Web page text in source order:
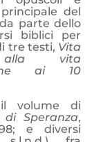
del
parte dello
biblici per
tre testi, Vita
alla vita
ai 10
volume di
di Speranza,
e diversi